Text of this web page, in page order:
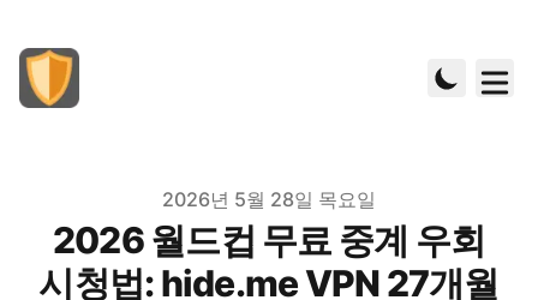
2026년 5월 28일 목요일
2026 월드컵 무료 중계 우회
시청법: hide.me VPN 27개월